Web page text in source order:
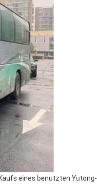
eines benutzten Yutong-